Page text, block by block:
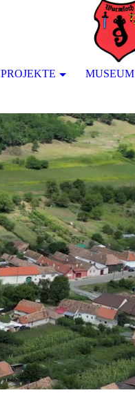
PROJEKTE MUSEUM